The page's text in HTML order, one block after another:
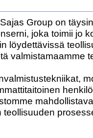
Group on
joka toimii jo
löydettävissä
valmistamaamme